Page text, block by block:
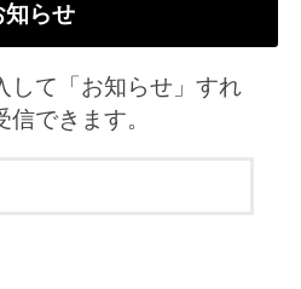
知らせ
して「お知らせ」すれ
できます。